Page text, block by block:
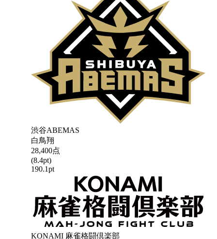
渋谷ABEMAS
白鳥翔
28,400点
(8.4pt)
190.1pt
KONAMI 麻雀格闘倶楽部